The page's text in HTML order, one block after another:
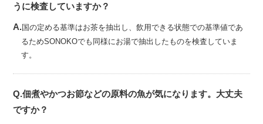
うに検査していますか？
A.国の定める基準はお茶を抽出し、飲用できる状態での基準値であ
るためSONOKOでも同様にお湯で抽出したものを検査していま
す。
Q.佃煮やかつお節などの原料の魚が気になります。大丈夫
ですか？